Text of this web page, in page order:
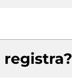
registra?